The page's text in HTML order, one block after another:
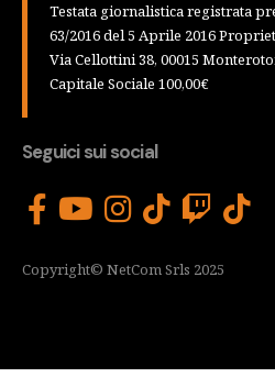
Testata giornalistica registrata
63/2016 del 5 Aprile 2016
Via Cellottini 38, 00015
Capitale Sociale 100,00€
Seguici sui social
Copyright© NetCom Srls 2025